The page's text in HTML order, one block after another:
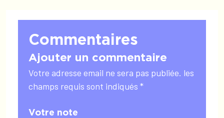
Commentaires
Ajouter un commentaire
Votre adresse email ne sera pas publiée. les
champs requis sont indiqués *
Votre note